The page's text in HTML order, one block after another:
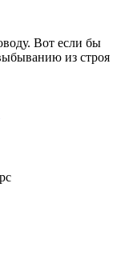
Вот если бы
из строя